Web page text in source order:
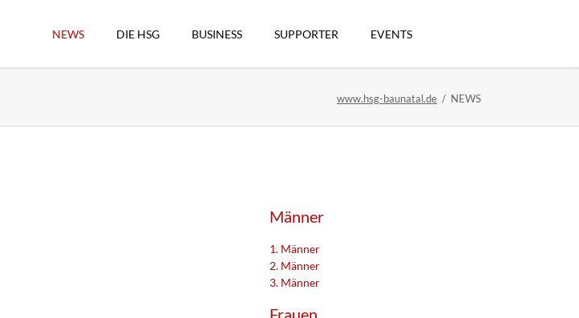
NEWS DIE HSG BUSINESS SUPPORTER EVENTS
www.hsg-baunatal.de NEWS
Männer
1. Männer
2. Männer
3. Männer